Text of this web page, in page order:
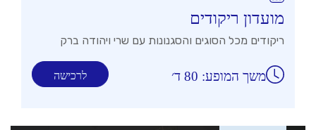
מועדון ריקודים
ריקודים מכל הסוגים והסגנונות עם שרי ויהודה ברק
לרכישה משך המופע: 80 ד׳